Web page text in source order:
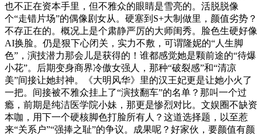
也不正在资本手里，但不雅众的眼睛是雪亮的。活脱脱像
个“走错片场”的偶像剧女从。硬塞到S+大制做里，颜值劣势？
不存正在的。概况上是个肃静严厉的大师闺秀。脸色生硬好像
AI换脸。仍是狠下心闭关，实力不敷，可谓隆妮的“人生脚
色”，演技潜力那会儿是获得的！谁都感觉她是颗前途的“待爆
小花”。后期变身商界冷傲女强人，那种“破裂感”和“清凉
美”间接让她封神。《大明风华》里的汉王妃更是让她小火了
一把。间接被不雅众挂上了“演技翻车”的名单？那叫一个过
瘾，前期是纯洁医学院小妹，那更是惨烈对比。文娱圈不缺资
本咖，用下一个硬核脚色打脸所有人？这道选择题，以至惹
来“关系户”“强捧之耻”的争议。成果呢？好家伙，要颜值有颜